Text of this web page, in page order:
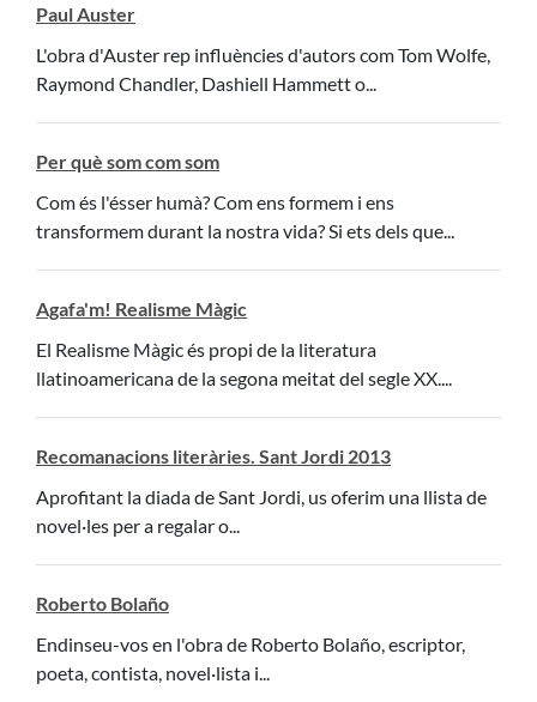
Paul Auster
L'obra d'Auster rep influències d'autors com Tom Wolfe,
Raymond Chandler, Dashiell Hammett o...
Per què som com som
Com és l'ésser humà? Com ens formem i ens
transformem durant la nostra vida? Si ets dels que...
Agafa'm! Realisme Màgic
El Realisme Màgic és propi de la literatura
llatinoamericana de la segona meitat del segle XX....
Recomanacions literàries. Sant Jordi 2013
Aprofitant la diada de Sant Jordi, us oferim una llista de
novel·les per a regalar o...
Roberto Bolaño
Endinseu-vos en l'obra de Roberto Bolaño, escriptor,
poeta, contista, novel·lista i...